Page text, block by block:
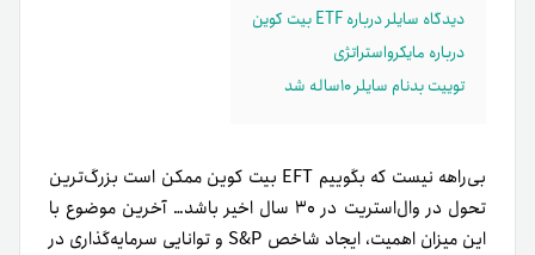
دیدگاه سایلر درباره ETF بیت کوین
درباره مایکرواستراتژی
توییت بدنام سایلر ۱۰ساله شد
بی‌راهه نیست که بگوییم EFT بیت کوین ممکن است بزرگ‌ترین
تحول در وال‌استریت در ۳۰ سال اخیر باشد… آخرین موضوع با
این میزان اهمیت، ایجاد شاخص S&P و توانایی سرمایه‌گذاری در